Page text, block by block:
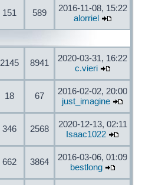
151 589
2016-11-08, 15:22
alorriel
2145 8941
2020-03-31, 16:22
c.vieri
18 67
2016-02-02, 20:00
just_imagine
346 2568
2020-12-13, 02:11
Isaac1022
662 3864
2016-03-06, 01:09
bestlong